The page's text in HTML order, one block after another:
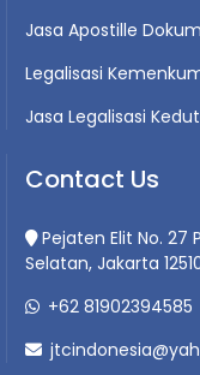
Jasa Apostille
Legalisasi
Jasa Legalisasi
Contact Us
Pejaten Elit No. 27
Selatan, Jakarta
+62 81902394585